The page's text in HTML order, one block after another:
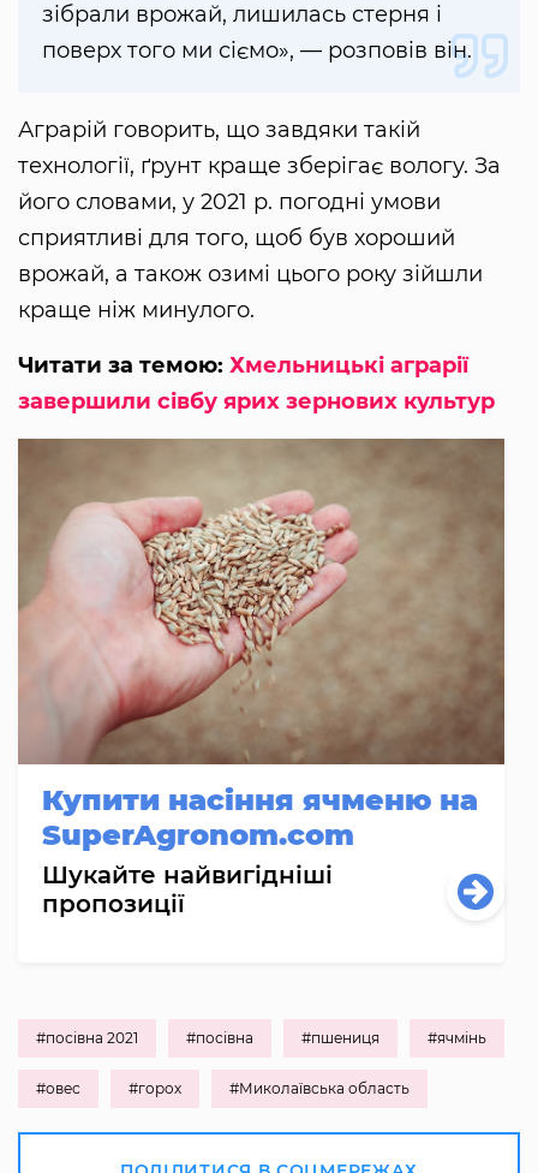
зібрали врожай, лишилась стерня і
поверх того ми сіємо», — розповів він.
Аграрій говорить, що завдяки такій
технології, ґрунт краще зберігає вологу. За
його словами, у 2021 р. погодні умови
сприятливі для того, щоб був хороший
врожай, а також озимі цього року зійшли
краще ніж минулого.
Читати за темою: Хмельницькі аграрії
завершили сівбу ярих зернових культур
Купити насіння ячменю на
SuperAgronom.com
Шукайте найвигідніші
пропозиції
#посівна 2021 #посівна #пшениця #ячмінь
#овес #горох #Миколаївська область